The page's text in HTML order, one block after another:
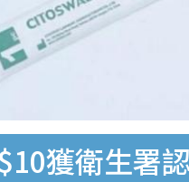
獲衛生署